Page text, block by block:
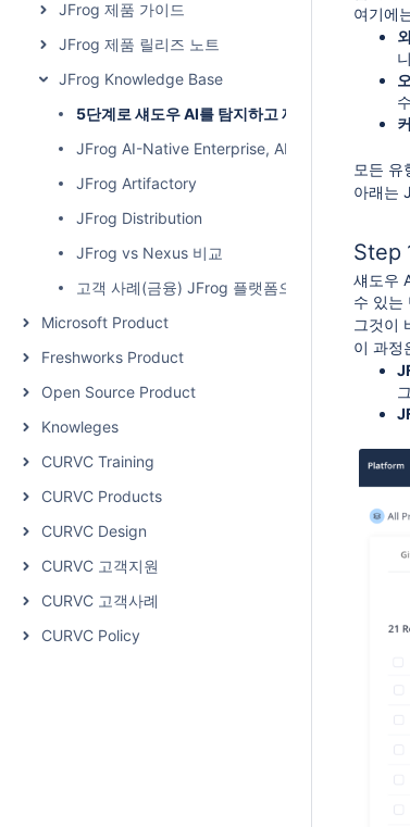
JFrog 제품 가이드
JFrog 제품 릴리즈 노트
JFrog Knowledge Base
5단계로 섀도우 AI를 탐지하고 제거하는 방법
JFrog AI-Native Enterprise, AI 소프트웨어 공급
JFrog Artifactory
JFrog Distribution
JFrog vs Nexus 비교
고객 사례(금융) JFrog 플랫폼으로 엔터프라이
Microsoft Product
Freshworks Product
Open Source Product
Knowleges
CURVC Training
CURVC Products
CURVC Design
CURVC 고객지원
CURVC 고객사례
CURVC Policy
여기에
모든 유
아래는
Step
섀도우
수 있는
그것이
이 과정